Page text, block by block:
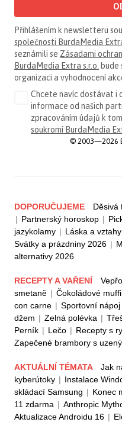
Přihlášením k newsletteru
společnosti BurdaMedia
seznámili se Zásadami
BurdaMedia Extra s.r.o. bude
organizaci a vyhodnocení
Chcete navíc dostávat i
informace od našich
zpracováním údajů k
soukromí BurdaMedia
© 2003—2026
DOPORUČUJEME Děsivá
| Partnerský horoskop |
jazykolamy | Láska a vztahy
Svátky a prázdniny 2026 |
alternativy 2026
RECEPTY A VAŘENÍ
smetaně | Čokoládové
con carne | Sportovní nápoj
džem | Zelná polévka |
Perník | Lečo | Recepty s
Zapečené brambory s
AKTUÁLNÍ TÉMATA Jak
kyberútoky | Instalace
skládací Samsung | Konec
11 zdarma | Anthropic
Aktualizace Androidu 16 |